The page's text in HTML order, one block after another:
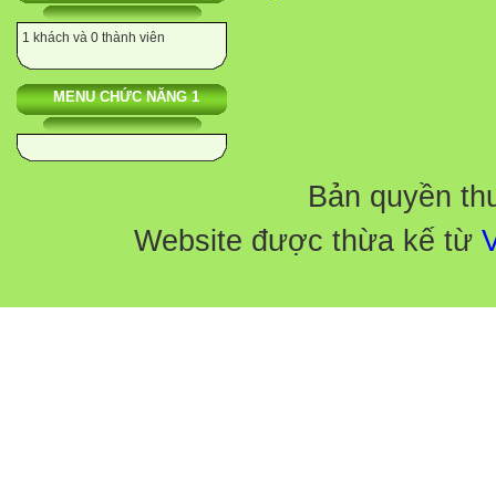
1 khách và 0 thành viên
MENU CHỨC NĂNG 1
10’
Bản quyền
Website được thừa kế từ